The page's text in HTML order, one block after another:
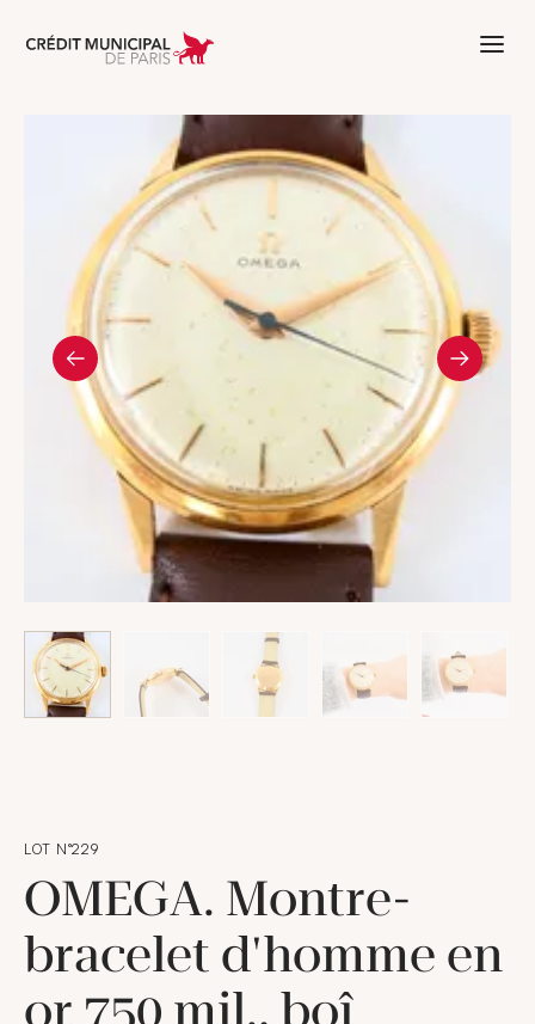
Aller à l'accueil de Crédit Municipal
LOT N°229
OMEGA. Montre-
bracelet d'homme en
or 750 mil., boî